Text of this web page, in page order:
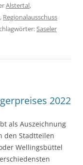
Alstertal,
, Regionalausschuss
Saseler
2022
als Auszeichnung
den Stadtteilen
Wellingsbüttel